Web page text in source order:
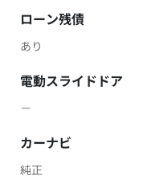
ローン残債
あり
電動スライドドア
－
カーナビ
純正